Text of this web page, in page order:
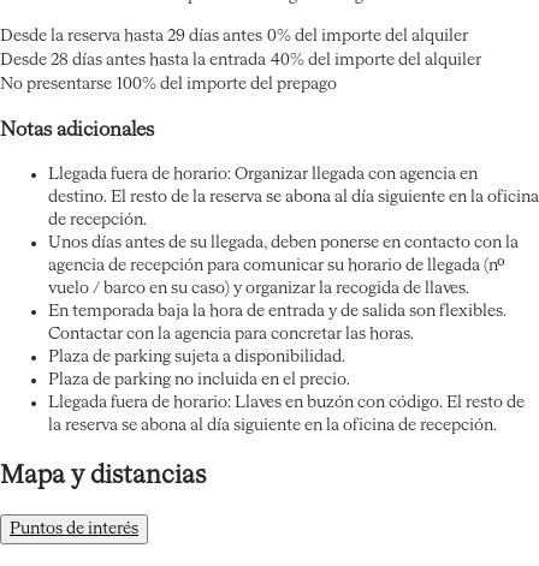
Desde la reserva hasta 29 días antes 0% del importe del alquiler
Desde 28 días antes hasta la entrada 40% del importe del alquiler
No presentarse 100% del importe del prepago
Notas adicionales
Llegada fuera de horario: Organizar llegada con agencia en
destino. El resto de la reserva se abona al día siguiente en la oficina
de recepción.
Unos días antes de su llegada, deben ponerse en contacto con la
agencia de recepción para comunicar su horario de llegada (nº
vuelo / barco en su caso) y organizar la recogida de llaves.
En temporada baja la hora de entrada y de salida son flexibles.
Contactar con la agencia para concretar las horas.
Plaza de parking sujeta a disponibilidad.
Plaza de parking no incluida en el precio.
Llegada fuera de horario: Llaves en buzón con código. El resto de
la reserva se abona al día siguiente en la oficina de recepción.
Mapa y distancias
Puntos de interés